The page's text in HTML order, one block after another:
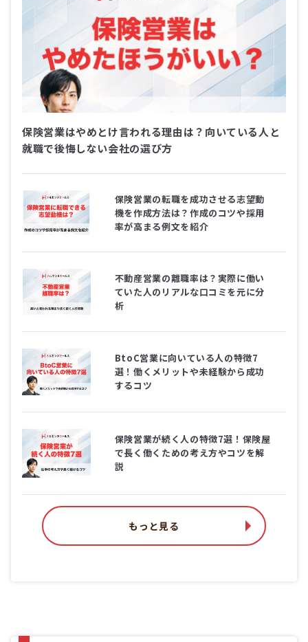
保険営業はやめとけ言われる理由は？向いている人と
就職で後悔しない会社の選び方
保険営業の転職を成功させる志望動
機を作成方法は？作成のコツや採用
率が高まる例文を紹介
不動産営業の離職率は？実際に働い
ていた人のリアルな口コミを元に分
析
BtoC営業に向いている人の特徴7
選！働くメリットや未経験から成功
するコツ
保険営業が続く人の特徴7選！保険屋
で長く働くための考え方やコツを解
説
もっと見る